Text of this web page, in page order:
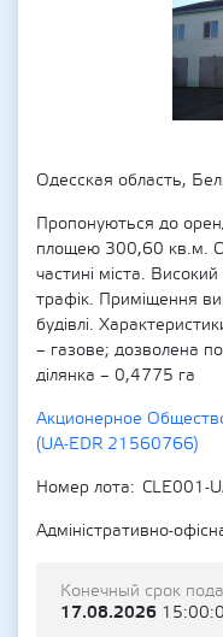
Одесская область,
Пропонуються до
площею 300,60 кв.м.
частині міста.
трафік. Приміщення
будівлі.
– газове; дозволена
ділянка – 0,4775 га
Акционерное
(UA-EDR 21560766)
Номер лота
CLE001-
Адміністративно-
Конечный срок
17.08.2026